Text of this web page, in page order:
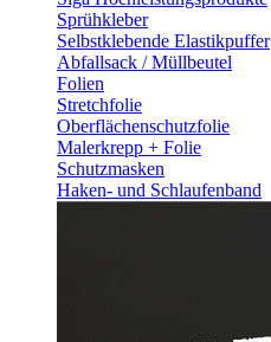
Sprühkleber
Selbstklebende Elastikpuffer
Abfallsack / Müllbeutel
Folien
Stretchfolie
Oberflächenschutzfolie
Malerkrepp + Folie
Schutzmasken
Haken- und Schlaufenband